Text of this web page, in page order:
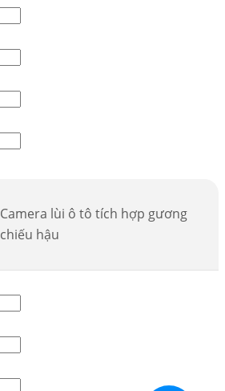
Camera lùi ô tô tích hợp gương
chiếu hậu